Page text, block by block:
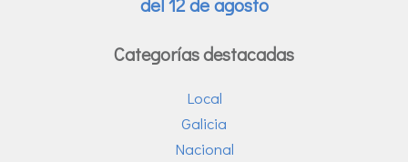
Categorías destacadas
Local
Galicia
Nacional